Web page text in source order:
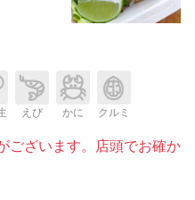
えび かに クルミ
ございます。店頭でお確か